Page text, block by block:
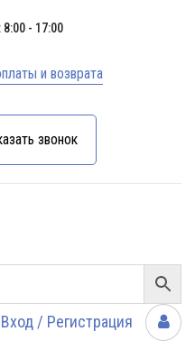
8:00 - 17:00
и возврата
звонок
Вход / Регистрация